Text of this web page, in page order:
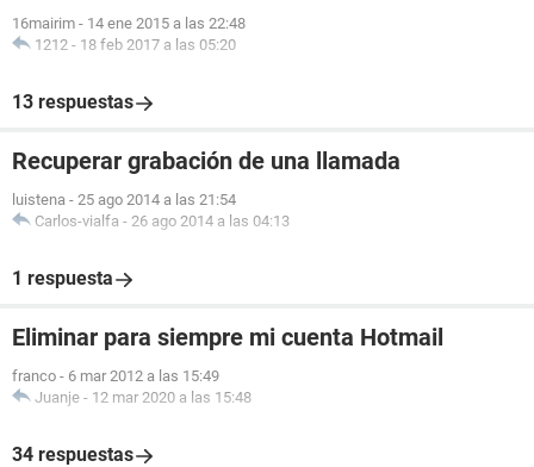
16mairim - 14 ene 2015 a las 22:48
1212 - 18 feb 2017 a las 05:20
13 respuestas
Recuperar grabación de una llamada
luistena - 25 ago 2014 a las 21:54
Carlos-vialfa - 26 ago 2014 a las 04:13
1 respuesta
Eliminar para siempre mi cuenta Hotmail
franco - 6 mar 2012 a las 15:49
Juanje - 12 mar 2020 a las 15:48
34 respuestas